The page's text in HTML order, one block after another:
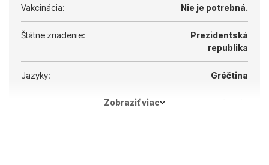
Vakcinácia: Nie je potrebná.
Štátne zriadenie:
Prezidentská
republika
Jazyky: Gréčtina
Zobraziť viac